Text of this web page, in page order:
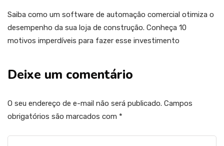
Saiba como um software de automação comercial otimiza o
desempenho da sua loja de construção. Conheça 10
motivos imperdíveis para fazer esse investimento
Deixe um comentário
O seu endereço de e-mail não será publicado. Campos
obrigatórios são marcados com *